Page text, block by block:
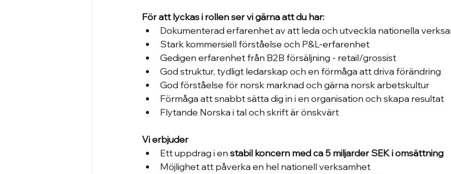
För att lyckas i rollen ser vi gärna att du har:
Dokumenterad erfarenhet av att leda och utveckla nationella
Stark kommersiell förståelse och P&L-erfarenhet
Gedigen erfarenhet från B2B försäljning - retail/grossist
God struktur, tydligt ledarskap och en förmåga att driva förändring
God förståelse för norsk marknad och gärna norsk arbetskultur
Förmåga att snabbt sätta dig in i en organisation och skapa resultat
Flytande Norska i tal och skrift är önskvärt
Vi erbjuder
Ett uppdrag i en stabil koncern med ca 5 miljarder SEK i omsättning
Möjlighet att påverka en hel nationell verksamhet